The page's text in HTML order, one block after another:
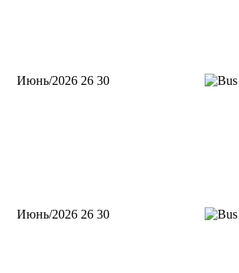
Июнь/2026 26 30
Июнь/2026 26 30